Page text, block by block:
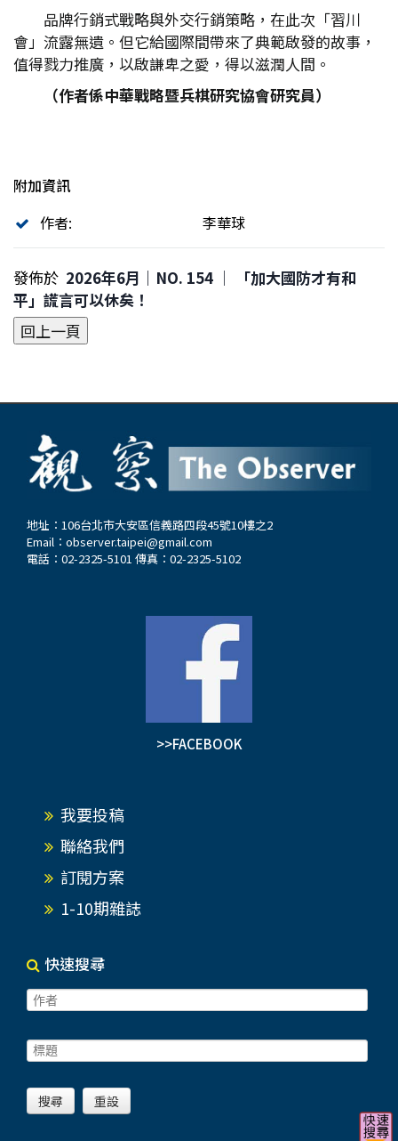
品牌行銷式戰略與外交行銷策略，在此次「習川
會」流露無遺。但它給國際間帶來了典範啟發的故事，
值得戮力推廣，以啟謙卑之愛，得以滋潤人間。
（作者係中華戰略暨兵棋研究協會研究員）
附加資訊
作者:
李華球
發佈於 2026年6月｜NO. 154 │ 「加大國防才有和
平」謊言可以休矣！
地址：106台北市大安區信義路四段45號10樓之2
Email： observer.taipei@gmail.com
電話：02-2325-5101 傳真：02-2325-5102
>>FACEBOOK
我要投稿
聯絡我們
訂閱方案
1-10期雜誌
快速搜尋